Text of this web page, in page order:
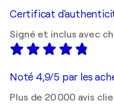
Certificat
Signé et inclus avec
Noté 4,9/5 par les
Plus de 20 000 avis